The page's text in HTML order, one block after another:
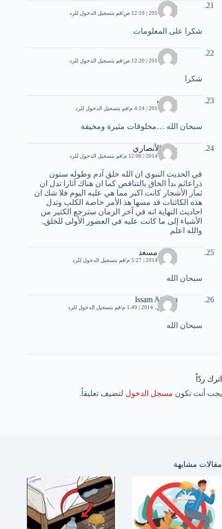
رياض
5 يناير، 2014 | 12:19 ص قم بتسجيل الدخول للرد
شكرا على المعلومات
رياض
5 يناير، 2014 | 12:20 ص قم بتسجيل الدخول للرد
شكرا
صهيب
5 يناير، 2014 | 4:24 م قم بتسجيل الدخول للرد
سبحان الله …مخلوقات مثيرة ومخيفة
حميا الأنصاري
15 يناير، 2014 | 12:06 م قم بتسجيل الدخول للرد
في الحديث النبوي ان الله خلق آدم وطوله ستون
ذراعاثم بدأ الخاق بالتناقص كما ان هناك آثارا تدل ان
ثمار الأشجار كانت اكبر مما هي عليه اليوم فلا شك ان
هذه الكائنات قد مسها هذ الأمر خاصة الكلب وتدل
احاديث النهاية انه في آخر الزمان سترجع الكثير من
الأشياء إلى ما كانت عليه في العصور الأولى للخلق,
والله اعلم
محمد مسعد
15 يناير، 2014 | 5:27 م قم بتسجيل الدخول للرد
سبحان الله
Issam Aissam
31 مارس، 2014 | 1:49 م قم بتسجيل الدخول للرد
سبحان الله
اترك ردّاً
يجب أنت تكون مسجل الدخول لتضيف تعليقاً.
مقالات مشابهة